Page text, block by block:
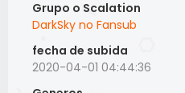
Grupo o Scalation
DarkSky no Fansub
fecha de subida
2020-04-01 04:44:36